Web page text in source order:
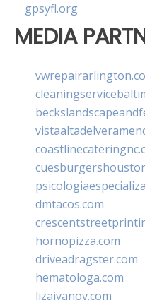
gpsyfl.org
MEDIA
dmtacos.com
hornopizza.com
driveadragster.com
hematologa.com
lizaivanov.com